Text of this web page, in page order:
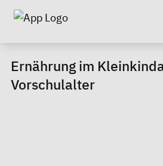
Ernährung im
Vorschulalter